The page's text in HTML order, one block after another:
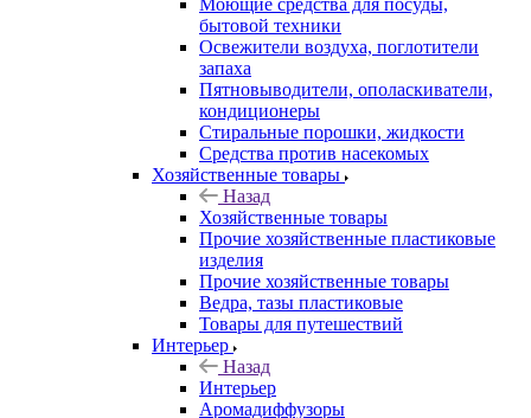
Моющие средства для посуды,
бытовой техники
Освежители воздуха, поглотители
запаха
Пятновыводители, ополаскиватели,
кондиционеры
Стиральные порошки, жидкости
Средства против насекомых
Хозяйственные товары
Назад
Хозяйственные товары
Прочие хозяйственные пластиковые
изделия
Прочие хозяйственные товары
Ведра, тазы пластиковые
Товары для путешествий
Интерьер
Назад
Интерьер
Аромадиффузоры